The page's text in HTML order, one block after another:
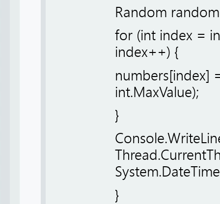
Random
for (int index =
index++) {
numbers[index]
int.MaxValue);
}
}